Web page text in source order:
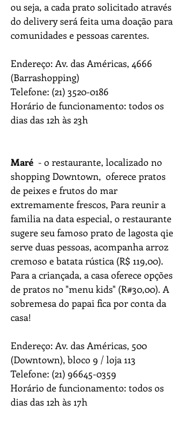
ou seja, a cada prato solicitado através
do delivery será feita uma doação para
comunidades e pessoas carentes.
Endereço: Av. das Américas, 4666
(Barrashopping)
Telefone: (21) 3520-0186
Horário de funcionamento: todos os
dias das 12h às 23h
Maré - o restaurante, localizado no
shopping Downtown,  oferece pratos
de peixes e frutos do mar
extremamente frescos, Para reunir a
familia na data especial, o restaurante
sugere seu famoso prato de lagosta qie
serve duas pessoas, acompanha arroz
cremoso e batata rústica (R$ 119,00).
Para a criançada, a casa oferece opções
de pratos no "menu kids" (R#30,00). A
sobremesa do papai fica por conta da
casa!
Endereço: Av. das Américas, 500
(Downtown), bloco 9 / loja 113
Telefone: (21) 96645-0359
Horário de funcionamento: todos os
dias das 12h às 17h